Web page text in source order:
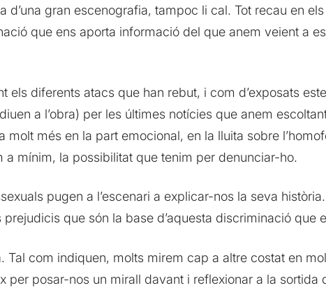
d’una gran escenografia, tampoc li cal. Tot recau en
que ens aporta informació del que anem veient a
els diferents atacs que han rebut, i com d’exposats
a l’obra) per les últimes notícies que anem
molt més en la part emocional, en la lluita sobre
mínim, la possibilitat que tenim per denunciar-ho.
pugen a l’escenari a explicar-nos la seva
que són la base d’aquesta discriminació que
Tal com indiquen, molts mirem cap a altre costat en
per posar-nos un mirall davant i reflexionar a la sortida